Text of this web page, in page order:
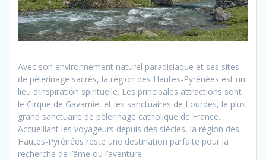
Avec son environnement naturel paradisiaque et ses sites
de pèlerinage sacrés, la région des Hautes-Pyrénées est un
lieu d’inspiration spirituelle. Les principales attractions sont
le Cirque de Gavarnie, et les sanctuaires de Lourdes, le plus
grand sanctuaire de pèlerinage catholique de France.
Accueillant les voyageurs depuis des siècles, la région des
Hautes-Pyrénées reste une destination parfaite pour la
recherche de l’âme ou l’aventure.